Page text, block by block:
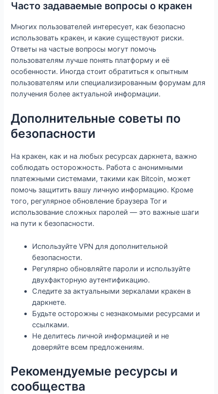
Часто задаваемые вопросы о кракен
Многих пользователей интересует, как безопасно
использовать кракен, и какие существуют риски.
Ответы на частые вопросы могут помочь
пользователям лучше понять платформу и её
особенности. Иногда стоит обратиться к опытным
пользователям или специализированным форумам для
получения более актуальной информации.
Дополнительные советы по
безопасности
На кракен, как и на любых ресурсах даркнета, важно
соблюдать осторожность. Работа с анонимными
платежными системами, такими как Bitcoin, может
помочь защитить вашу личную информацию. Кроме
того, регулярное обновление браузера Tor и
использование сложных паролей — это важные шаги
на пути к безопасности.
Используйте VPN для дополнительной
безопасности.
Регулярно обновляйте пароли и используйте
двухфакторную аутентификацию.
Следите за актуальными зеркалами кракен в
даркнете.
Будьте осторожны с незнакомыми ресурсами и
ссылками.
Не делитесь личной информацией и не
доверяйте всем предложениям.
Рекомендуемые ресурсы и
сообщества